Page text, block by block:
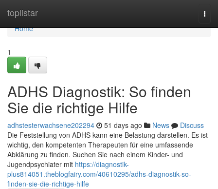
toplistar
Home
Home
1
ADHS Diagnostik: So finden
Sie die richtige Hilfe
adhstesterwachsene202294 51 days ago News
Discuss
Die Feststellung von ADHS kann eine Belastung darstellen. Es ist
wichtig, den kompetenten Therapeuten für eine umfassende
Abklärung zu finden. Suchen Sie nach einem Kinder- und
Jugendpsychiater mit https://diagnostik-
plus814051.theblogfairy.com/40610295/adhs-diagnostik-so-
finden-sie-die-richtige-hilfe